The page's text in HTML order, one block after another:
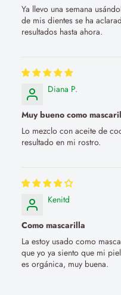
Ya llevo una semana
de mis dientes se ha
resultados hasta ahora.
Diana P.
Muy bueno como
Lo mezclo con aceite de
resultado en mi rostro.
Kenitd
Como mascarilla
La estoy usado como
que yo ya siento que mi
es orgánica, muy buena.